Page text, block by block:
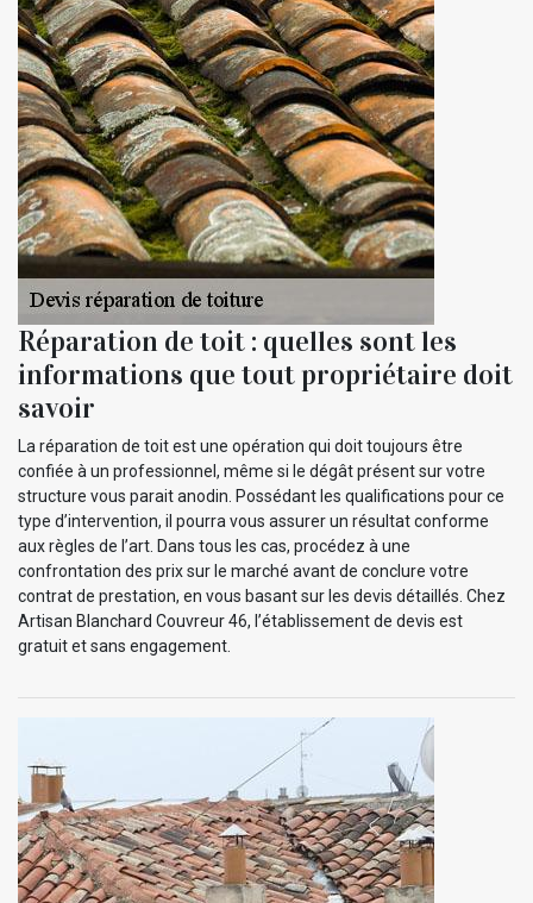
Réparation de toit : quelles sont les
informations que tout propriétaire doit
savoir
La réparation de toit est une opération qui doit toujours être
confiée à un professionnel, même si le dégât présent sur votre
structure vous parait anodin. Possédant les qualifications pour ce
type d’intervention, il pourra vous assurer un résultat conforme
aux règles de l’art. Dans tous les cas, procédez à une
confrontation des prix sur le marché avant de conclure votre
contrat de prestation, en vous basant sur les devis détaillés. Chez
Artisan Blanchard Couvreur 46, l’établissement de devis est
gratuit et sans engagement.